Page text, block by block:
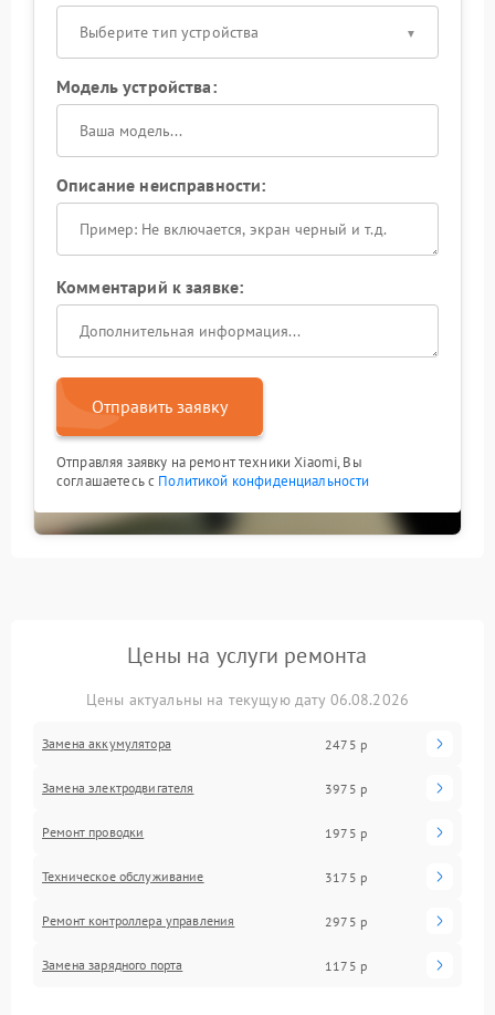
Выберите тип устройства
Модель устройства:
Описание неисправности:
Комментарий к заявке:
Отправить заявку
Отправляя заявку на ремонт техники Xiaomi, Вы
соглашаетесь с Политикой конфиденциальности
Цены на услуги ремонта
Цены актуальны на текущую дату 06.08.2026
Замена аккумулятора 2475 р
Замена электродвигателя 3975 р
Ремонт проводки 1975 р
Техническое обслуживание 3175 р
Ремонт контроллера управления 2975 р
Замена зарядного порта 1175 р